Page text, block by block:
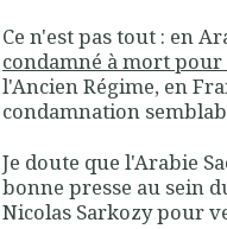
Ce n'est pas tout : en
condamné à mort
l'Ancien Régime, en
condamnation
Je doute que l'Arabie
bonne presse au sein
Nicolas Sarkozy pour